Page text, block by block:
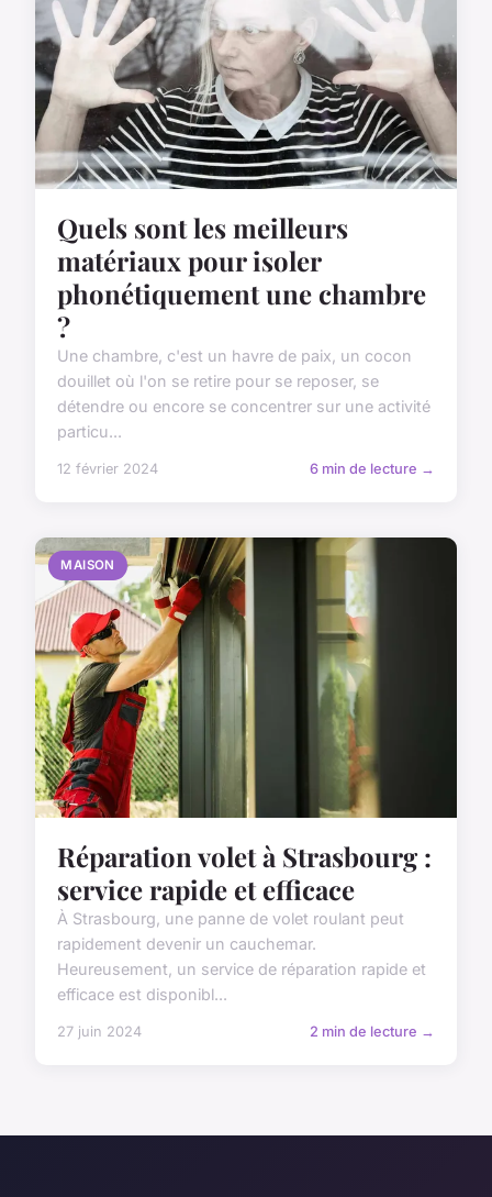
Quels sont les meilleurs
matériaux pour isoler
phonétiquement une chambre
?
Une chambre, c'est un havre de paix, un cocon
douillet où l'on se retire pour se reposer, se
détendre ou encore se concentrer sur une activité
particu...
12 février 2024 6 min de lecture →
MAISON
Réparation volet à Strasbourg :
service rapide et efficace
À Strasbourg, une panne de volet roulant peut
rapidement devenir un cauchemar.
Heureusement, un service de réparation rapide et
efficace est disponibl...
27 juin 2024 2 min de lecture →